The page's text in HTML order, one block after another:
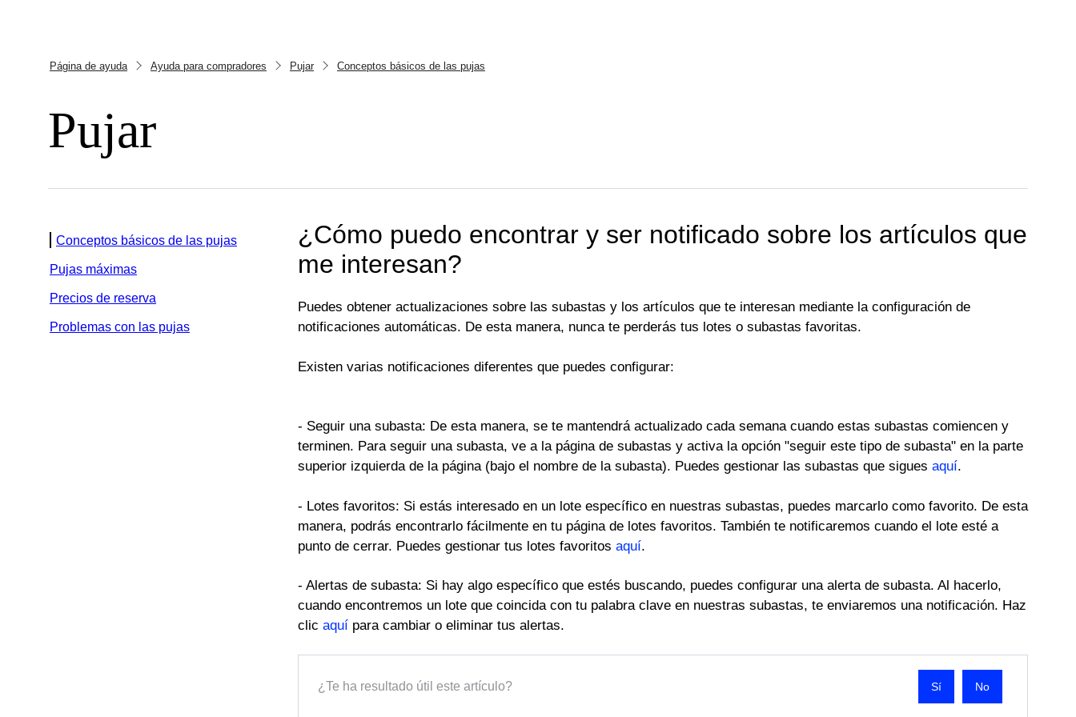
Página de ayuda Ayuda para compradores Pujar Conceptos básicos de las pujas
Pujar
Conceptos básicos de las pujas
Pujas máximas
Precios de reserva
Problemas con las pujas
¿Cómo puedo encontrar y ser notificado sobre los artículos que
me interesan?
Puedes obtener actualizaciones sobre las subastas y los artículos que te interesan mediante la configuración de
notificaciones automáticas. De esta manera, nunca te perderás tus lotes o subastas favoritas.
Existen varias notificaciones diferentes que puedes configurar:
- Seguir una subasta: De esta manera, se te mantendrá actualizado cada semana cuando estas subastas comiencen y
terminen. Para seguir una subasta, ve a la página de subastas y activa la opción "seguir este tipo de subasta" en la parte
superior izquierda de la página (bajo el nombre de la subasta). Puedes gestionar las subastas que sigues aquí.
- Lotes favoritos: Si estás interesado en un lote específico en nuestras subastas, puedes marcarlo como favorito. De esta
manera, podrás encontrarlo fácilmente en tu página de lotes favoritos. También te notificaremos cuando el lote esté a
punto de cerrar. Puedes gestionar tus lotes favoritos aquí.
- Alertas de subasta: Si hay algo específico que estés buscando, puedes configurar una alerta de subasta. Al hacerlo,
cuando encontremos un lote que coincida con tu palabra clave en nuestras subastas, te enviaremos una notificación. Haz
clic aquí para cambiar o eliminar tus alertas.
¿Te ha resultado útil este artículo? No